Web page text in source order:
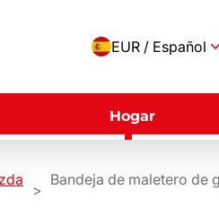
EUR / Español
Hogar
Bandeja de maletero de